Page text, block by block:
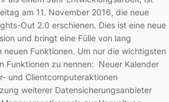
am 11. November 2016, die neue
Out 2.0 erschienen. Dies ist eine neue
und bringt eine Fülle von lang
neuen Funktionen. Um nur die wichtigsten
Funktionen zu nennen: Neuer Kalender
und Clientcomputeraktionen
weiterer Datensicherungsanbieter